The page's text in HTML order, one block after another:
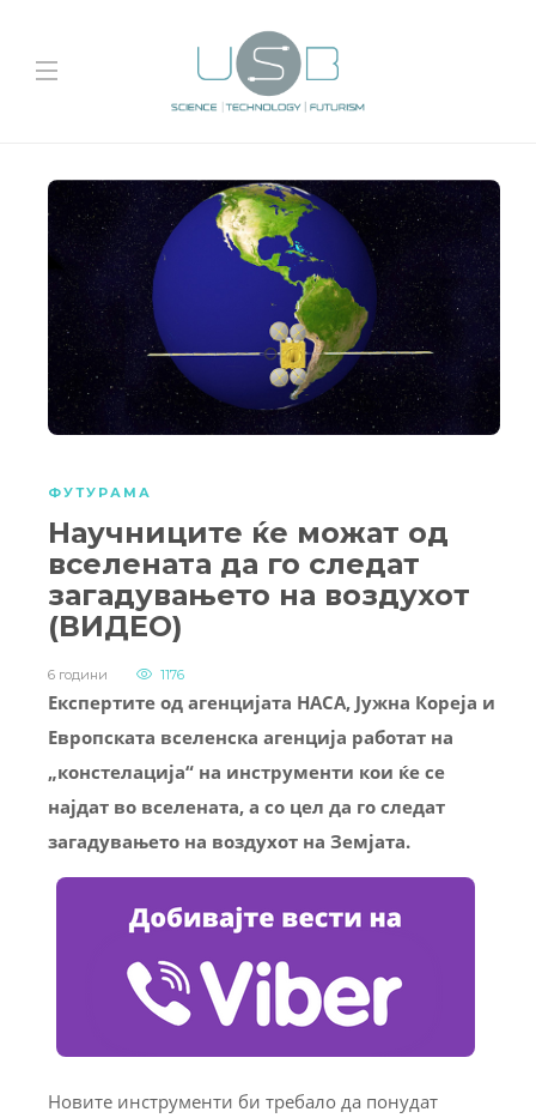
ФУТУРАМА
Научниците ќе можат од
вселената да го следат
загадувањето на воздухот
(ВИДЕО)
6 години 1176
Експертите од агенцијата НАСА, Јужна Кореја и
Европската вселенска агенција работат на
„констелација“ на инструменти кои ќе се
најдат во вселената, а со цел да го следат
загадувањето на воздухот на Земјата.
Новите инструменти би требало да понудат